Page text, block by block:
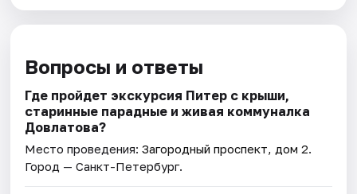
Вопросы и ответы
Где пройдет экскурсия Питер с крыши,
старинные парадные и живая коммуналка
Довлатова?
Место проведения:Загородный проспект, дом 2.
Город — Санкт-Петербург.